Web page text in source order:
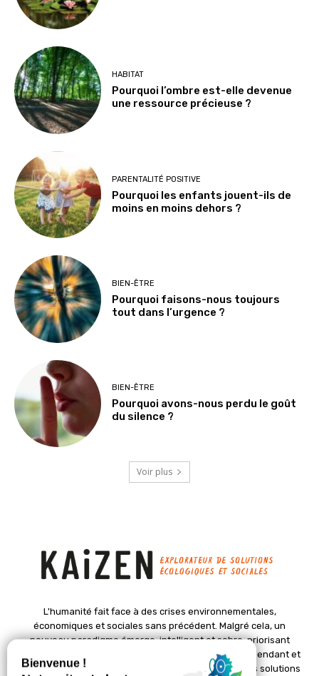
HABITAT
Pourquoi l’ombre est-elle devenue
une ressource précieuse ?
PARENTALITÉ POSITIVE
Pourquoi les enfants jouent-ils de
moins en moins dehors ?
BIEN-ÊTRE
Pourquoi faisons-nous toujours
tout dans l’urgence ?
BIEN-ÊTRE
Pourquoi avons-nous perdu le goût
du silence ?
Voir plus
L'humanité fait face à des crises environnementales,
économiques et sociales sans précédent. Malgré cela, un
nouveau paradigme émerge, intelligent et sobre, priorisant
l'épanouissement de la vie. Le magazine Kaizen, indépendant et
positif, met en lumière des initiatives pionnières et des solutions